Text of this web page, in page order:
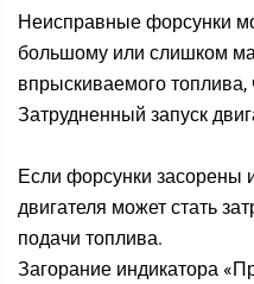
Неисправные форсунки
большому или слишком
впрыскиваемого топлива,
Затрудненный запуск
Если форсунки засорены
двигателя может стать
подачи топлива.
Загорание индикатора